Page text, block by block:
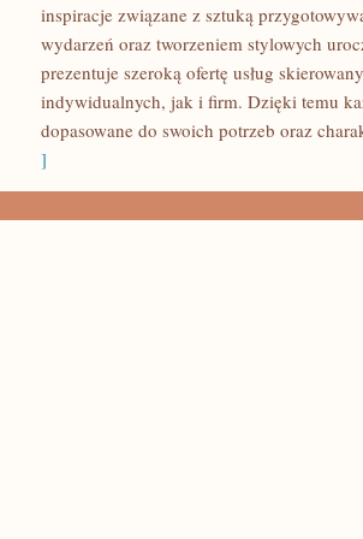
inspiracje związane z sztuką
wydarzeń oraz tworzeniem stylowych
prezentuje szeroką ofertę usług
indywidualnych, jak i firm. Dzięki temu
dopasowane do swoich potrzeb oraz
]